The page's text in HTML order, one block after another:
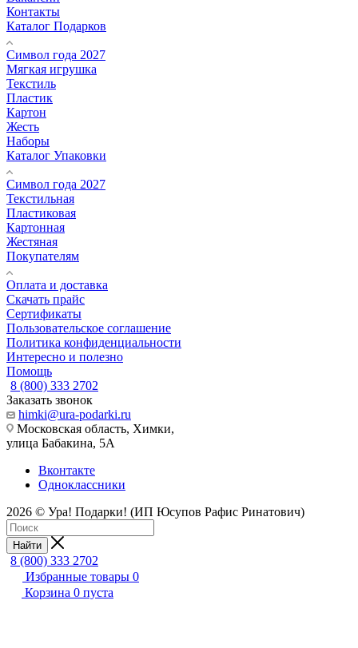
Контакты
Каталог Подарков
Символ года 2027
Мягкая игрушка
Текстиль
Пластик
Картон
Жесть
Наборы
Каталог Упаковки
Символ года 2027
Текстильная
Пластиковая
Картонная
Жестяная
Покупателям
Оплата и доставка
Скачать прайс
Сертификаты
Пользовательское соглашение
Политика конфиденциальности
Интересно и полезно
Помощь
8 (800) 333 2702
Заказать звонок
himki@ura-podarki.ru
Московская область, Химки,
улица Бабакина, 5А
Вконтакте
Одноклассники
2026 © Ура! Подарки! (ИП Юсупов Рафис Ринатович)
Найти
8 (800) 333 2702
Избранные товары 0
Корзина 0 пуста